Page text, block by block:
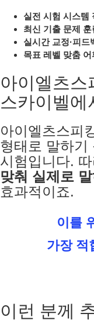
실전 시험 시스템
최신 기출 문제 훈
실시간 교정·피드
목표 레벨 맞춤 어
아이엘츠스
스카이벨에
아이엘츠스피
형태로 말하기
시험입니다.
맞춰 실제로
효과적이죠.
이를
가장 적
이런 분께